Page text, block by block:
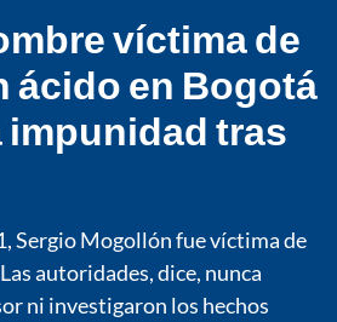
víctima de
ácido en Bogotá
impunidad tras
Sergio Mogollón fue víctima de
autoridades, dice, nunca
ni investigaron los hechos